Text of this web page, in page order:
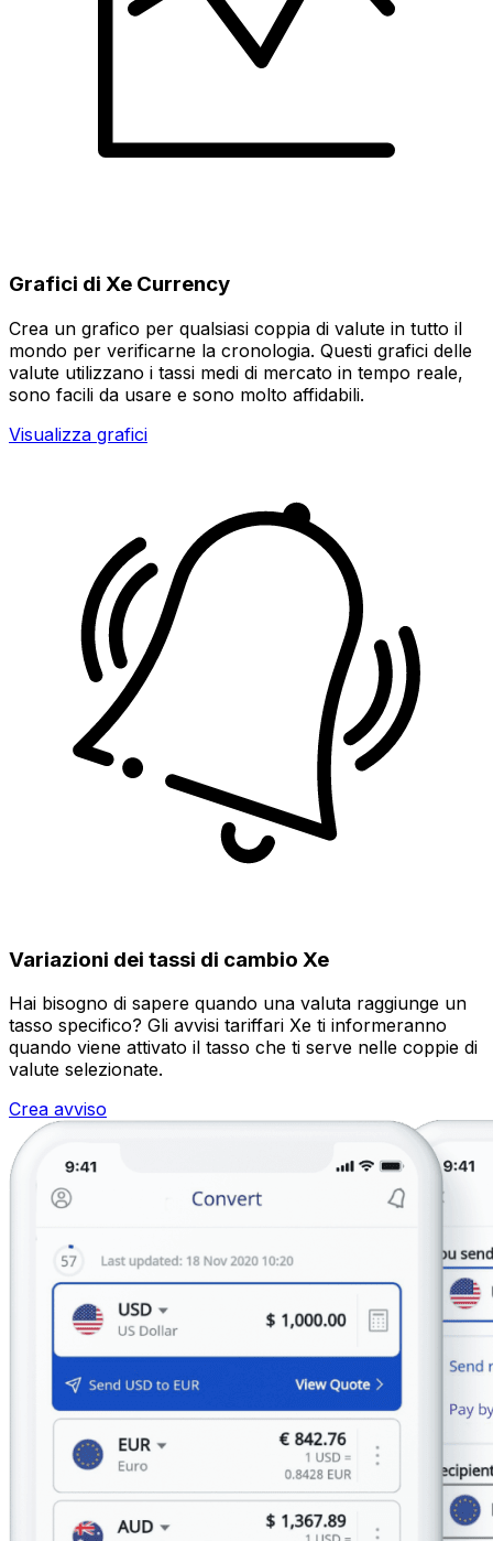
Grafici di Xe Currency
Crea un grafico per qualsiasi coppia di valute in tutto il
mondo per verificarne la cronologia. Questi grafici delle
valute utilizzano i tassi medi di mercato in tempo reale,
sono facili da usare e sono molto affidabili.
Visualizza grafici
Variazioni dei tassi di cambio Xe
Hai bisogno di sapere quando una valuta raggiunge un
tasso specifico? Gli avvisi tariffari Xe ti informeranno
quando viene attivato il tasso che ti serve nelle coppie di
valute selezionate.
Crea avviso